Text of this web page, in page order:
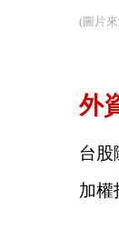
(圖片
外
台股
加權